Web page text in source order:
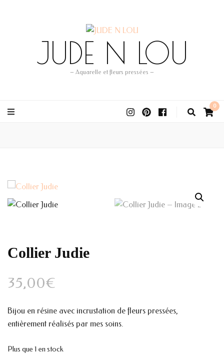
JUDE N LOU
– Aquarelle et fleurs pressées –
0
Collier Judie
35,00€
Bijou en résine avec incrustation de fleurs pressées,
entièrement réalisés par mes soins.
Plus que 1 en stock